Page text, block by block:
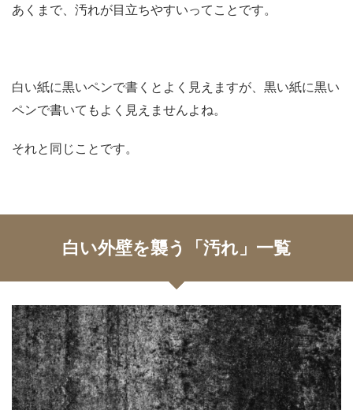
あくまで、汚れが目立ちやすいってことです。
白い紙に黒いペンで書くとよく見えますが、黒い紙に黒い
ペンで書いてもよく見えませんよね。
それと同じことです。
白い外壁を襲う「汚れ」一覧